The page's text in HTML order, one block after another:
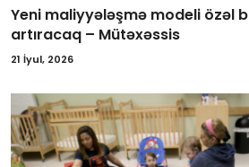
Yeni maliyyələşmə modeli özəl
artıracaq – Mütəxəssis
21 İyul, 2026